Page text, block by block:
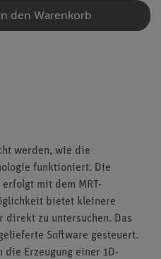
den Warenkorb
werden, wie die
funktioniert. Die
mit dem MRT-
bietet kleinere
direkt zu untersuchen. Das
Software gesteuert.
die Erzeugung einer 1D-